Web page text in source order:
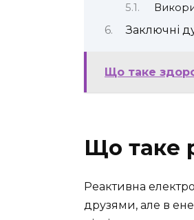
Заключні
Що таке
Що таке
Реактивна
друзями, але в